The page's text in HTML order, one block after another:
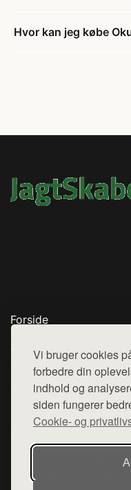
Vi bruger cookies
forbedre din
indhold og
siden fungerer
Cookie- og
Hvor kan jeg købe
Forside
Top Rabatter
Blog
Kontakt
Denne side er en del af
hjemmesider med